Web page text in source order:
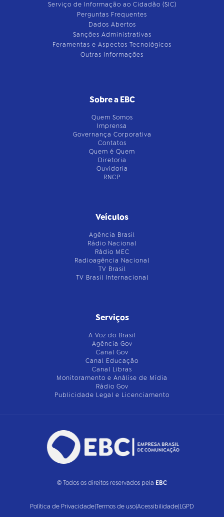
Serviço de Informação ao Cidadão (SIC)
Perguntas Frequentes
Dados Abertos
Sanções Administrativas
Feramentas e Aspectos Tecnológicos
Outras Informações
Sobre a EBC
Quem Somos
Imprensa
Governança Corporativa
Contatos
Quem é Quem
Diretoria
Ouvidoria
RNCP
Veículos
Agência Brasil
Rádio Nacional
Rádio MEC
Radioagência Nacional
TV Brasil
TV Brasil Internacional
Serviços
A Voz do Brasil
Agência Gov
Canal Gov
Canal Educação
Canal Libras
Monitoramento e Análise de Mídia
Rádio Gov
Publicidade Legal e Licenciamento
© Todos os direitos reservados pela EBC
Política de Privacidade|Termos de uso|Acessibilidade|LGPD